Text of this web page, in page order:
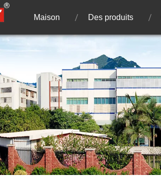
Maison Des produits